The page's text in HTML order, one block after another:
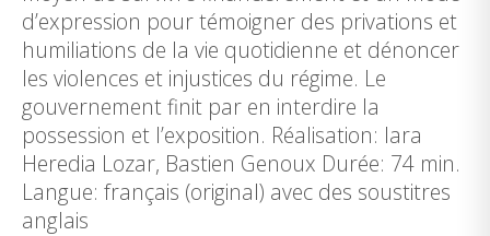
d’expression pour témoigner des privations et
humiliations de la vie quotidienne et dénoncer
les violences et injustices du régime. Le
gouvernement finit par en interdire la
possession et l’exposition. Réalisation: Iara
Heredia Lozar, Bastien Genoux Durée: 74 min.
Langue: français (original) avec des soustitres
anglais